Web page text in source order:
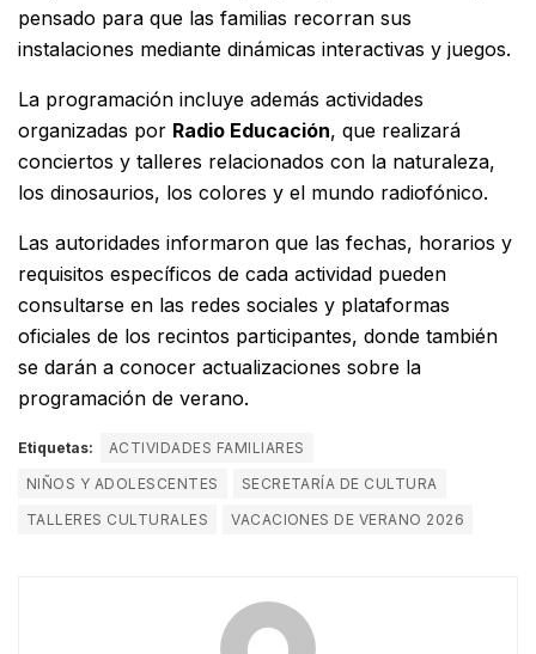
pensado para que las familias recorran sus
instalaciones mediante dinámicas interactivas y juegos.
La programación incluye además actividades
organizadas por Radio Educación, que realizará
conciertos y talleres relacionados con la naturaleza,
los dinosaurios, los colores y el mundo radiofónico.
Las autoridades informaron que las fechas, horarios y
requisitos específicos de cada actividad pueden
consultarse en las redes sociales y plataformas
oficiales de los recintos participantes, donde también
se darán a conocer actualizaciones sobre la
programación de verano.
Etiquetas:
ACTIVIDADES FAMILIARES
NIÑOS Y ADOLESCENTES
SECRETARÍA DE CULTURA
TALLERES CULTURALES
VACACIONES DE VERANO 2026